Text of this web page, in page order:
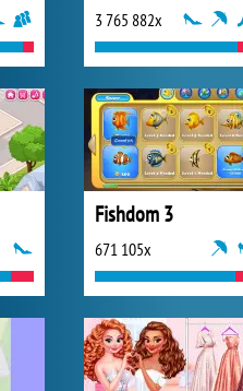
3 765 882x
Fishdom 3
671 105x